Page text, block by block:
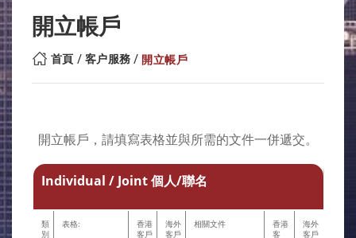
開立帳戶
首頁 客户服務 開立帳戶
開立帳戶，請填寫表格並與所需的文件一併遞交。
Individual / Joint 個人/聯名
類
別
表格:
香港
客戶
海外
客戶
相關文件
香港
客
海外
客戶